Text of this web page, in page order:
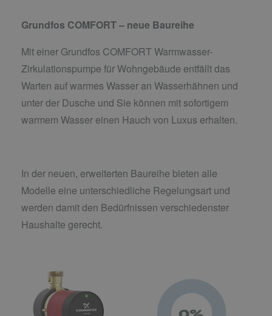
Grundfos COMFORT – neue Baureihe
Mit einer Grundfos COMFORT Warmwasser-
Zirkulationspumpe für Wohngebäude entfällt das
Warten auf warmes Wasser an Wasserhähnen und
unter der Dusche und Sie können mit sofortigem
warmem Wasser einen Hauch von Luxus erhalten.
In der neuen, erweiterten Baureihe bieten alle
Modelle eine unterschiedliche Regelungsart und
werden damit den Bedürfnissen verschiedenster
Haushalte gerecht.